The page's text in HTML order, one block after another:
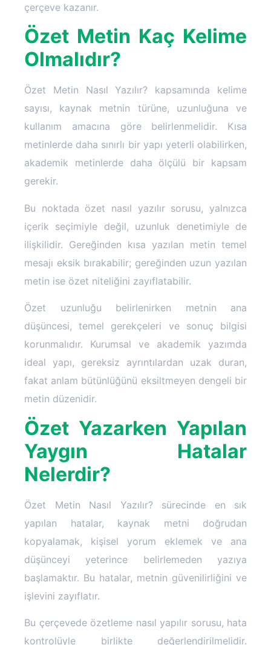
çerçeve kazanır.
Özet Metin Kaç Kelime
Olmalıdır?
Özet Metin Nasıl Yazılır? kapsamında kelime
sayısı, kaynak metnin türüne, uzunluğuna ve
kullanım amacına göre belirlenmelidir. Kısa
metinlerde daha sınırlı bir yapı yeterli olabilirken,
akademik metinlerde daha ölçülü bir kapsam
gerekir.
Bu noktada özet nasıl yazılır sorusu, yalnızca
içerik seçimiyle değil, uzunluk denetimiyle de
ilişkilidir. Gereğinden kısa yazılan metin temel
mesajı eksik bırakabilir; gereğinden uzun yazılan
metin ise özet niteliğini zayıflatabilir.
Özet uzunluğu belirlenirken metnin ana
düşüncesi, temel gerekçeleri ve sonuç bilgisi
korunmalıdır. Kurumsal ve akademik yazımda
ideal yapı, gereksiz ayrıntılardan uzak duran,
fakat anlam bütünlüğünü eksiltmeyen dengeli bir
metin düzenidir.
Özet Yazarken Yapılan
Yaygın Hatalar
Nelerdir?
Özet Metin Nasıl Yazılır? sürecinde en sık
yapılan hatalar, kaynak metni doğrudan
kopyalamak, kişisel yorum eklemek ve ana
düşünceyi yeterince belirlemeden yazıya
başlamaktır. Bu hatalar, metnin güvenilirliğini ve
işlevini zayıflatır.
Bu çerçevede özetleme nasıl yapılır sorusu, hata
kontrolüyle birlikte değerlendirilmelidir.